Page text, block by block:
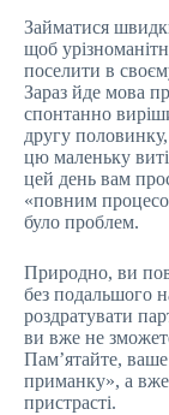
Займатися
щоб
поселити в
Зараз йде мова
спонтанно
другу
цю маленьку
цей день вам
«повним
було проблем.
Природно, ви
без подальшого
роздратувати
ви вже не
Пам’ятайте,
приманку», а вже
пристрасті.